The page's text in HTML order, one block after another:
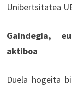
Unibertsitatea
Gaindegia,
aktiboa
Duela hogeita